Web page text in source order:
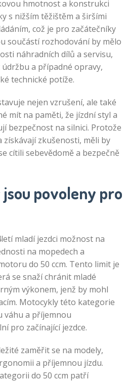
hmotnost a konstrukci
s nižším těžištěm a širšími
což je pro začátečníky
součástí rozhodování by mělo
náhradních dílů a servisu,
a případné opravy,
technické potíže.
nejen vzrušení, ale také
mít na paměti, že jízdní styl a
bezpečnost na silnici. Protože
získávají zkušenosti, měli by
cítili sebevědomě a bezpečně
povoleny pro
mladí jezdci možnost na
na mopedech a
do 50 ccm. Tento limit je
se snaží chránit mladé
výkonem, jenž by mohl
Motocykly této kategorie
váhu a příjemnou
pro začínající jezdce.
zaměřit se na modely,
a příjemnou jízdu.
do 50 ccm patří